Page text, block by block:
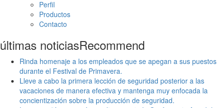
Perfil
Productos
Contacto
últimas noticiasRecommend
Rinda homenaje a los empleados que se apegan a sus puestos
durante el Festival de Primavera.
Lleve a cabo la primera lección de seguridad posterior a las
vacaciones de manera efectiva y mantenga muy enfocada la
concientización sobre la producción de seguridad.